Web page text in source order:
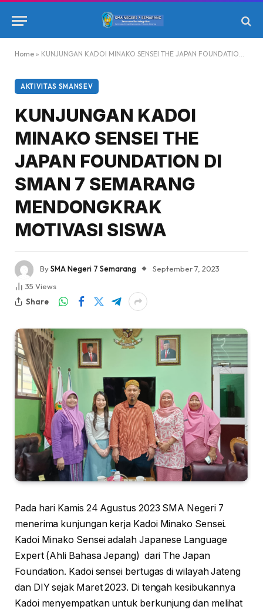
Home » KUNJUNGAN KADOI MINAKO SENSEI THE JAPAN FOUNDATION DI SMAN 7 SEMARANG MENDONGKRAK MOTIVASI SISWA
AKTIVITAS SMANSEV
KUNJUNGAN KADOI
MINAKO SENSEI THE
JAPAN FOUNDATION DI
SMAN 7 SEMARANG
MENDONGKRAK
MOTIVASI SISWA
BySMA Negeri 7 Semarang
September 7, 2023
35 Views
Share
Pada hari Kamis 24 Agustus 2023 SMA Negeri 7
menerima kunjungan kerja Kadoi Minako Sensei.
Kadoi Minako Sensei adalah Japanese Language
Expert (Ahli Bahasa Jepang) dari The Japan
Foundation. Kadoi sensei bertugas di wilayah Jateng
dan DIY sejak Maret 2023. Di tengah kesibukannya
Kadoi menyempatkan untuk berkunjung dan melihat